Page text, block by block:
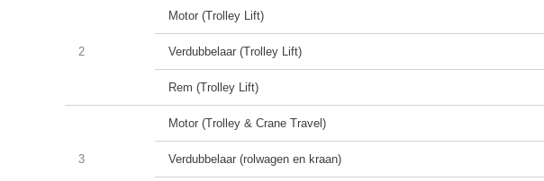
2
Motor (Trolley Lift)
Verdubbelaar (Trolley Lift)
Rem (Trolley Lift)
3
Motor (Trolley & Crane Travel)
Verdubbelaar (rolwagen en kraan)